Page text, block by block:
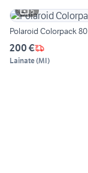
5
Polaroid Colorpack 80
200 €
Lainate(MI)